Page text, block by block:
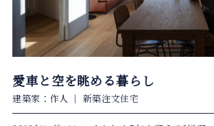
愛車と空を眺める暮らし
建築家：作人 ｜ 新築注文住宅